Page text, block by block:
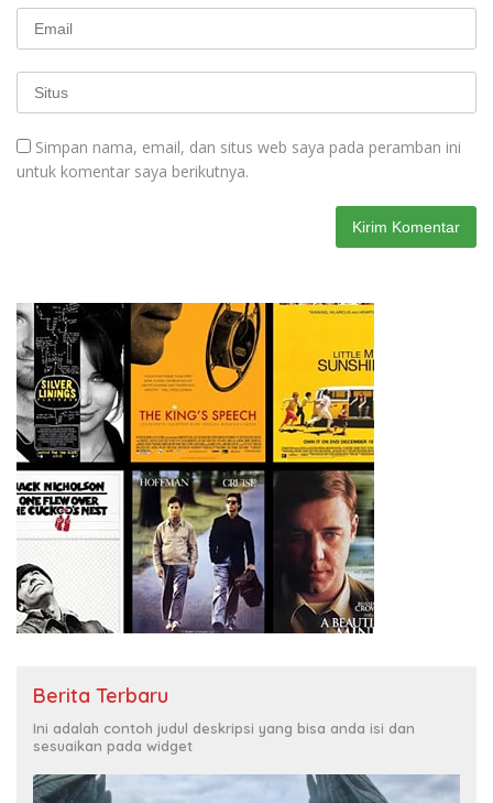
Simpan nama, email, dan situs web saya pada peramban ini
untuk komentar saya berikutnya.
Berita Terbaru
Ini adalah contoh judul deskripsi yang bisa anda isi dan
sesuaikan pada widget